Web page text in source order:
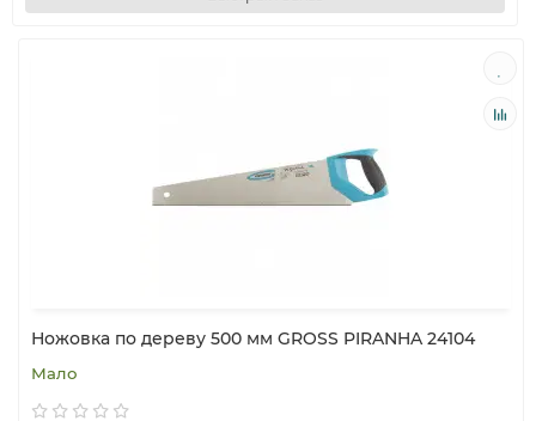
Ножовка по дереву 500 мм GROSS PIRANHA 24104
Мало